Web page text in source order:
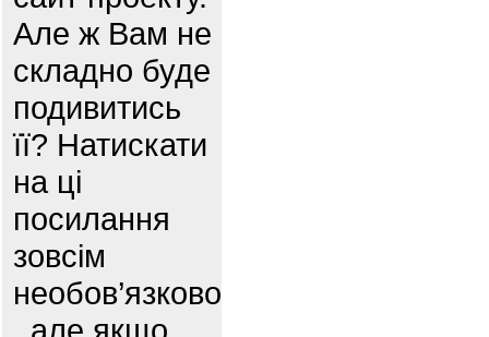
Але ж Вам не
складно буде
подивитись
її? Натискати
на ці
посилання
зовсім
необов’язково